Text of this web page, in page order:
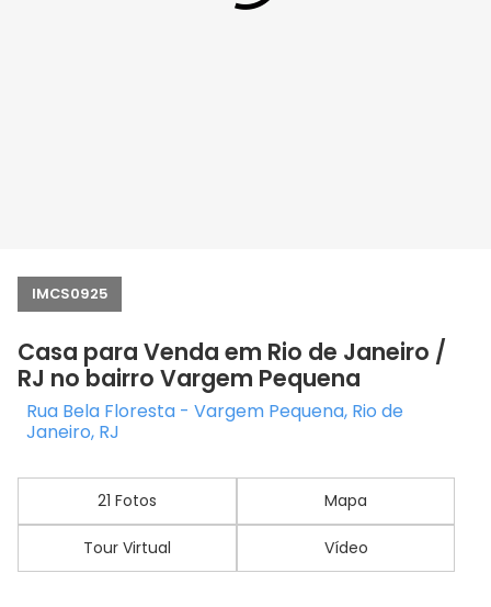
IMCS0925
Casa para Venda em Rio de Janeiro /
RJ no bairro Vargem Pequena
Rua Bela Floresta - Vargem Pequena, Rio de
Janeiro, RJ
21 Fotos Mapa
Tour Virtual Vídeo